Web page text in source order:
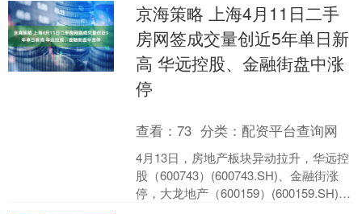
施。 一、支持青年群....
京海策略 上海4月11日二手
房网签成交量创近5年单日新
高 华远控股、金融街盘中涨
停
查看：73 分类：配资平台查询网
4月13日，房地产板块异动拉升，华远控
股（600743）(600743.SH)、金融街涨
停，大龙地产（600159）(600159.SH)涨